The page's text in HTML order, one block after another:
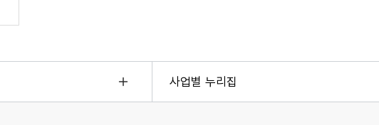
사업별 누리집